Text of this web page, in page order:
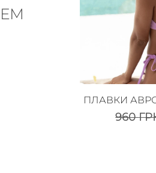
ПЛАВКИ
960